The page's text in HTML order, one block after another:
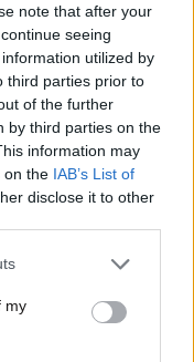
note that after your
seeing
utilized by
third parties prior to
of the further
by third parties on the
information may
on the IAB’s List of
disclose it to other
or more Google
You may click to
third-party tags to
in below Google
my